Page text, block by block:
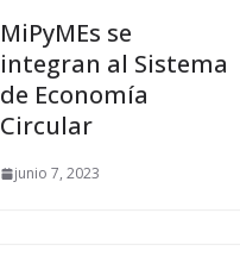
MiPyMEs se
integran al Sistema
de Economía
Circular
junio 7, 2023